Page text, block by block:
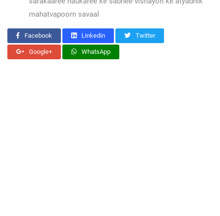
mahatvapoorn savaal
Facebook Linkedin Twitter
Google+ WhatsApp